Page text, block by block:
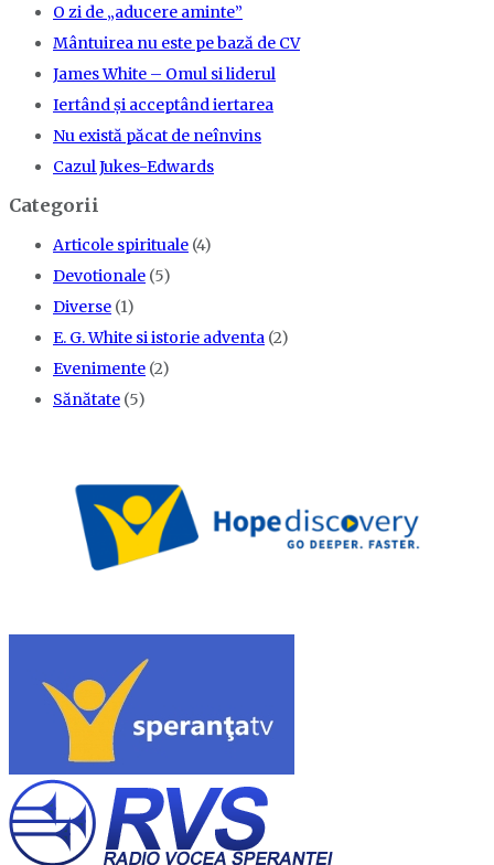
O zi de „aducere aminte”
Mântuirea nu este pe bază de CV
James White – Omul si liderul
Iertând şi acceptând iertarea
Nu există păcat de neînvins
Cazul Jukes-Edwards
Categorii
Articole spirituale (4)
Devotionale (5)
Diverse (1)
E. G. White si istorie adventa (2)
Evenimente (2)
Sănătate (5)